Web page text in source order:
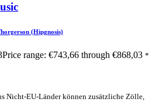
(Hipgnosis)
Price range: €743,66 through €868,03 *
Nicht-EU-Länder können zusätzliche Zölle,